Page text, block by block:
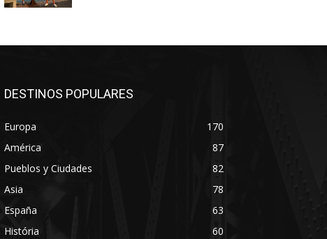
DESTINOS POPULARES
Europa
170
América
87
Pueblos y Ciudades
82
Asia
78
España
63
História
60